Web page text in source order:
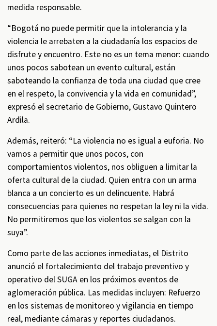
medida responsable.
“Bogotá no puede permitir que la intolerancia y la
violencia le arrebaten a la ciudadanía los espacios de
disfrute y encuentro. Este no es un tema menor: cuando
unos pocos sabotean un evento cultural, están
saboteando la confianza de toda una ciudad que cree
en el respeto, la convivencia y la vida en comunidad”,
expresó el secretario de Gobierno, Gustavo Quintero
Ardila.
Además, reiteró: “La violencia no es igual a euforia. No
vamos a permitir que unos pocos, con
comportamientos violentos, nos obliguen a limitar la
oferta cultural de la ciudad. Quien entra con un arma
blanca a un concierto es un delincuente. Habrá
consecuencias para quienes no respetan la ley ni la vida.
No permitiremos que los violentos se salgan con la
suya”.
Como parte de las acciones inmediatas, el Distrito
anunció el fortalecimiento del trabajo preventivo y
operativo del SUGA en los próximos eventos de
aglomeración pública. Las medidas incluyen: Refuerzo
en los sistemas de monitoreo y vigilancia en tiempo
real, mediante cámaras y reportes ciudadanos.